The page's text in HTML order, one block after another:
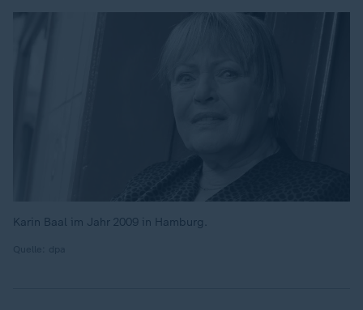
Karin Baal im Jahr 2009 in Hamburg.